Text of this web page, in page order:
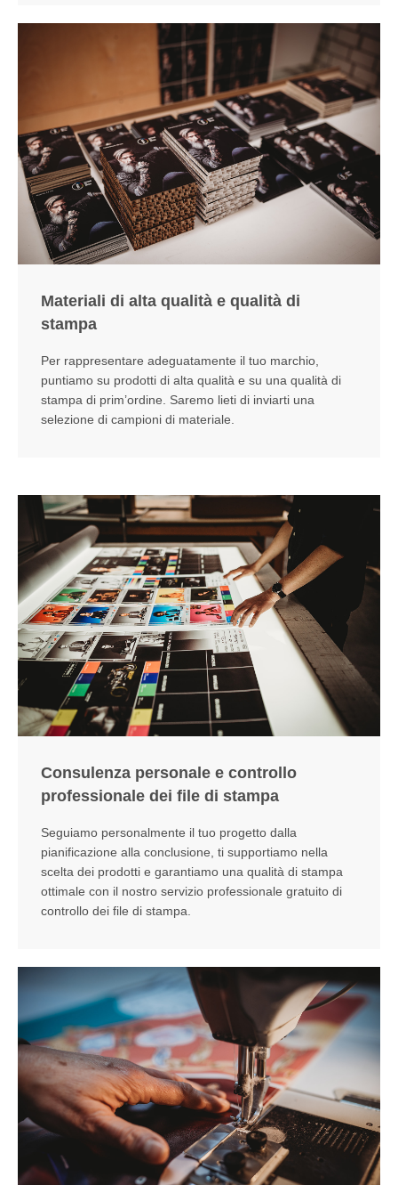
Materiali di alta qualità e qualità di
stampa
Per rappresentare adeguatamente il tuo marchio,
puntiamo su prodotti di alta qualità e su una qualità di
stampa di prim’ordine. Saremo lieti di inviarti una
selezione di campioni di materiale.
Consulenza personale e controllo
professionale dei file di stampa
Seguiamo personalmente il tuo progetto dalla
pianificazione alla conclusione, ti supportiamo nella
scelta dei prodotti e garantiamo una qualità di stampa
ottimale con il nostro servizio professionale gratuito di
controllo dei file di stampa.